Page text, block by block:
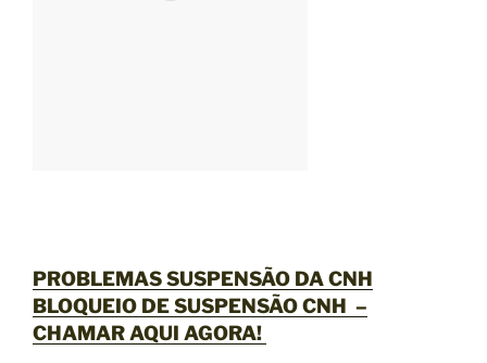
PROBLEMAS SUSPENSÃO DA CNH
BLOQUEIO DE SUSPENSÃO CNH –
CHAMAR AQUI AGORA!